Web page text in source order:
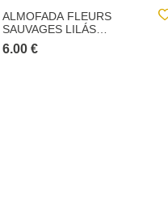
ALMOFADA FLEURS
SAUVAGES LILÁS
30X40CM
6.00 €